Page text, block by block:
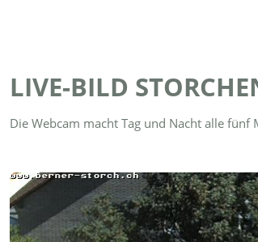
LIVE-BILD
Die Webcam macht Tag und Nacht alle fünf